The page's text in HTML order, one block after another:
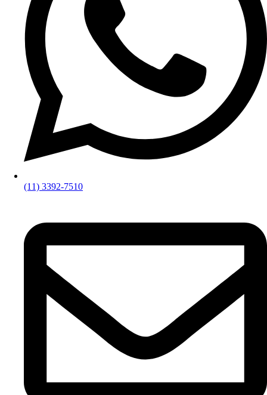
(11) 3392-7510